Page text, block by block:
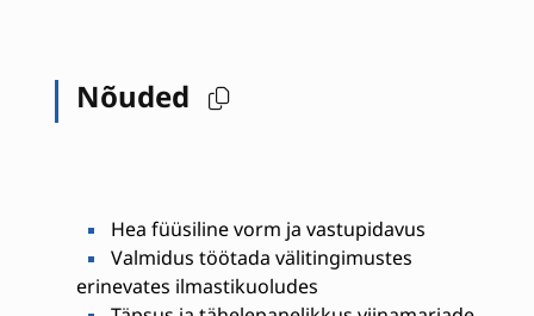
Nõuded
Hea füüsiline vorm ja vastupidavus
Valmidus töötada välitingimustes
erinevates ilmastikuoludes